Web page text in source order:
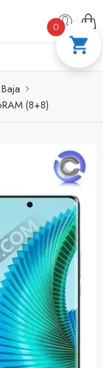
COMPRA 100
(8+8)
0